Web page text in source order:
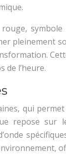
pleinement
de l’heure.
qui
repose